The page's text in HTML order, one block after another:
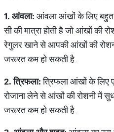
1. आंवला: आंवला आंखों के लिए बहुत
सी की मात्रा होती है जो आंखों की
रेगुलर खाने से आपकी आंखों की
जरूरत कम हो सकती है.
2.त्रिफला: त्रिफला आंखों के लिए
रोजाना लेने से आंखों की रोशनी में
जरूरत कम हो सकती है.